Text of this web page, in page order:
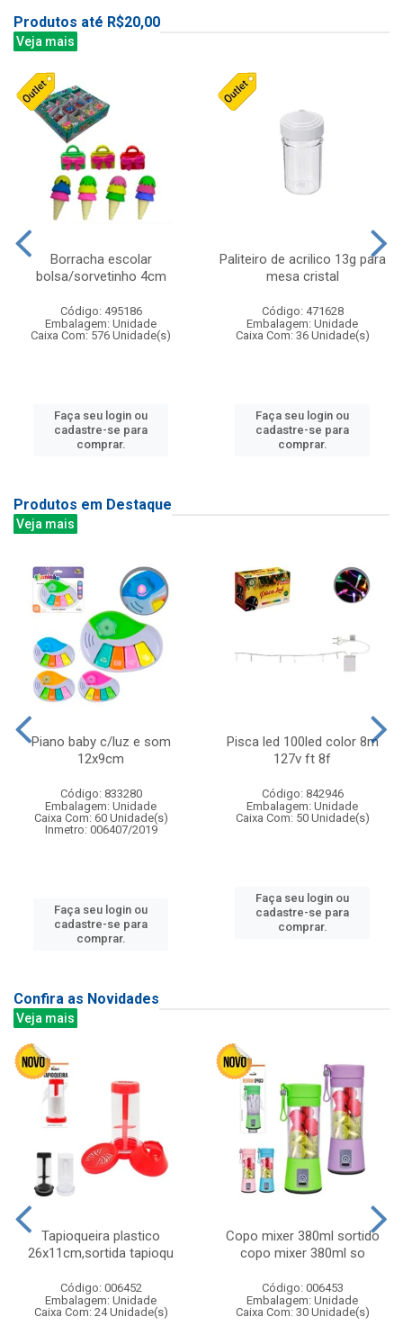
Produtos até R$20,00
Veja mais
Borracha escolar
bolsa/sorvetinho 4cm
Código: 495186
Embalagem: Unidade
Caixa Com: 576 Unidade(s)
Faça seu login ou
cadastre-se para
comprar.
Paliteiro de acrilico 13g para
mesa cristal
Código: 471628
Embalagem: Unidade
Caixa Com: 36 Unidade(s)
Faça seu login ou
cadastre-se para
comprar.
Produtos em Destaque
Veja mais
Piano baby c/luz e som
12x9cm
Código: 833280
Embalagem: Unidade
Caixa Com: 60 Unidade(s)
Inmetro: 006407/2019
Faça seu login ou
cadastre-se para
comprar.
Pisca led 100led color 8m
127v ft 8f
Código: 842946
Embalagem: Unidade
Caixa Com: 50 Unidade(s)
Faça seu login ou
cadastre-se para
comprar.
Confira as Novidades
Veja mais
Tapioqueira plastico
26x11cm,sortida tapioqu
Código: 006452
Embalagem: Unidade
Caixa Com: 24 Unidade(s)
Copo mixer 380ml sortido
copo mixer 380ml so
Código: 006453
Embalagem: Unidade
Caixa Com: 30 Unidade(s)